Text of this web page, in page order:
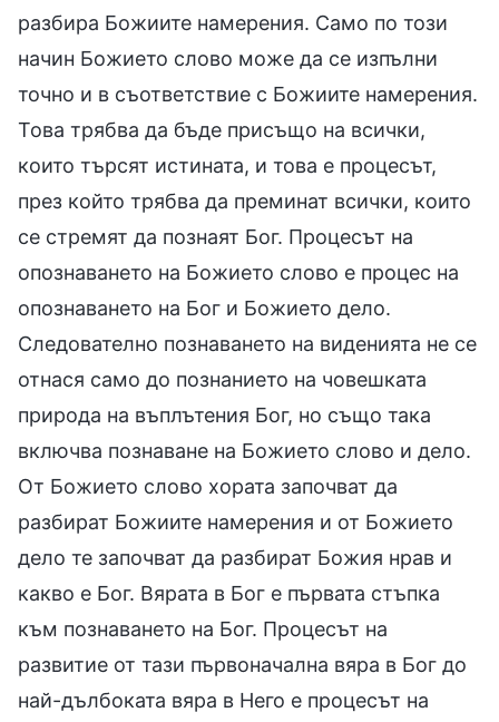
разбира Божиите намерения. Само по този
начин Божието слово може да се изпълни
точно и в съответствие с Божиите намерения.
Това трябва да бъде присъщо на всички,
които търсят истината, и това е процесът,
през който трябва да преминат всички, които
се стремят да познаят Бог. Процесът на
опознаването на Божието слово е процес на
опознаването на Бог и Божието дело.
Следователно познаването на виденията не се
отнася само до познанието на човешката
природа на въплътения Бог, но също така
включва познаване на Божието слово и дело.
От Божието слово хората започват да
разбират Божиите намерения и от Божието
дело те започват да разбират Божия нрав и
какво е Бог. Вярата в Бог е първата стъпка
към познаването на Бог. Процесът на
развитие от тази първоначална вяра в Бог до
най-дълбоката вяра в Него е процесът на